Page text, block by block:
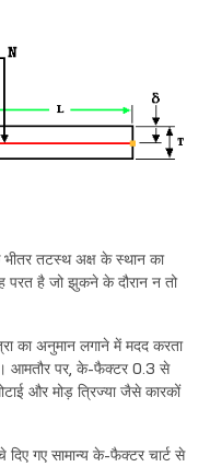
तटस्थ अक्ष के स्थान का
परत है जो झुकने के दौरान न तो
का अनुमान लगाने में मदद करता
आमतौर पर, के-फैक्टर 0.3 से
और मोड़ त्रिज्या जैसे कारकों
गए सामान्य के-फैक्टर चार्ट से